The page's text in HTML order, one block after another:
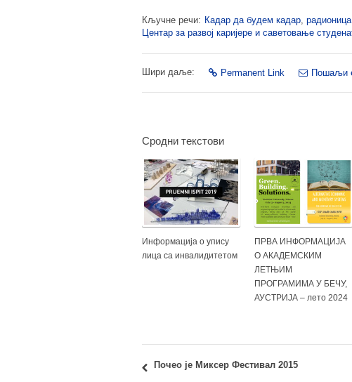
Кључне речи: Кадар да будем кадар, радионица
Центар за развој каријере и саветовање
Шири даље: Permanent Link Пошаљи
Сродни текстови
Информација о упису
лица са инвалидитетом
ПРВА ИНФОРМАЦИЈА
О АКАДЕМСКИМ
ЛЕТЊИМ
ПРОГРАМИМА У БЕЧУ,
АУСТРИЈА – лето 2024
Почео је Миксер Фестивал 2015